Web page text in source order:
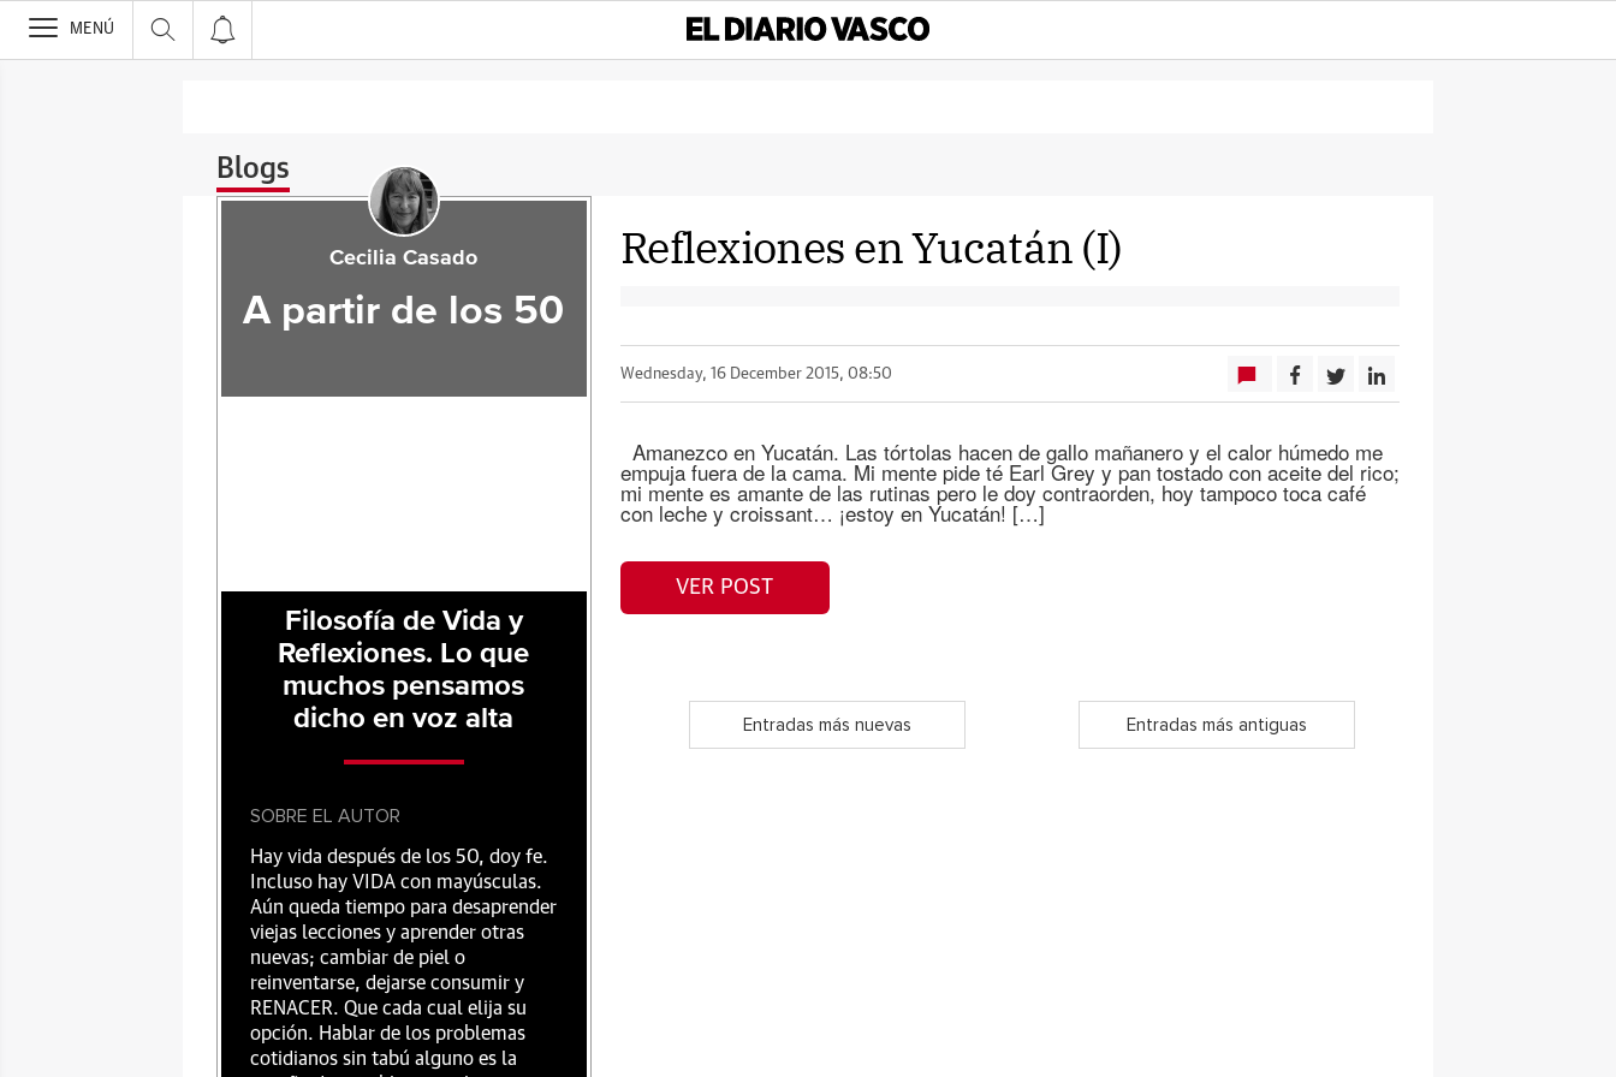
>
MENÚ
Blogs
Reflexiones en Yucatán (I)
Wednesday, 16 December 2015, 08:50
Amanezco en Yucatán. Las tórtolas hacen de gallo mañanero y el calor húmedo me
empuja fuera de la cama. Mi mente pide té Earl Grey y pan tostado con aceite del rico;
mi mente es amante de las rutinas pero le doy contraorden, hoy tampoco toca café
con leche y croissant… ¡estoy en Yucatán! […]
VER POST
Entradas más nuevas Entradas más antiguas
Cecilia Casado
A partir de los 50
Filosofía de Vida y
Reflexiones. Lo que
muchos pensamos
dicho en voz alta
SOBRE EL AUTOR
Hay vida después de los 50, doy fe.
Incluso hay VIDA con mayúsculas.
Aún queda tiempo para desaprender
viejas lecciones y aprender otras
nuevas; cambiar de piel o
reinventarse, dejarse consumir y
RENACER. Que cada cual elija su
opción. Hablar de los problemas
cotidianos sin tabú alguno es la